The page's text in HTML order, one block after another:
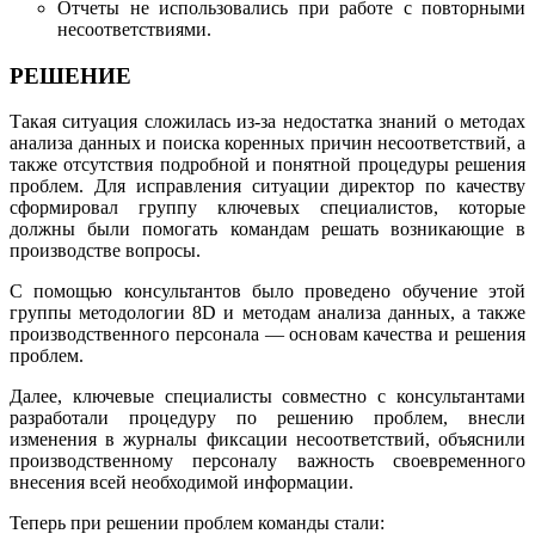
Отчеты не использовались при работе с повторными
несоответствиями.
РЕШЕНИЕ
Такая ситуация сложилась из-за недостатка знаний о методах
анализа данных и поиска коренных причин несоответствий, а
также отсутствия подробной и понятной процедуры решения
проблем. Для исправления ситуации директор по качеству
сформировал группу ключевых специалистов, которые
должныбыли помогать командам решать возникающие в
производстве вопросы.
С помощью консультантов было проведено обучение этой
группы методологии 8D и методам анализа данных, а также
производственного персонала — основам качества и решения
проблем.
Далее, ключевые специалисты совместно с консультантами
разработали процедуру по решению проблем, внесли
изменения в журналы фиксации несоответствий, объяснили
производственному персоналу важность своевременного
внесения всей необходимой информации.
Теперь при решении проблем команды стали: